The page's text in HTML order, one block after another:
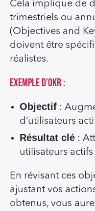
Cela implique de
trimestriels ou
(Objectives and
doivent être
réalistes.
Exemple d’OKR :
Objectif :
d’utilisateurs
Résultat clé :
utilisateurs
En révisant ces
ajustant vos
obtenus, vous